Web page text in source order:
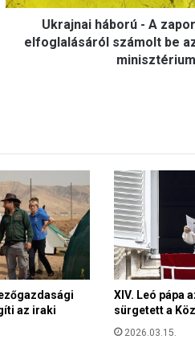
h
o
r
i
z
z
s
j
a
Ukrajnai háború - A
elfoglalásáról számolt be
minisztérium
az iraki
XIV. Leó pápa
sürgetett a
2026.03.15.